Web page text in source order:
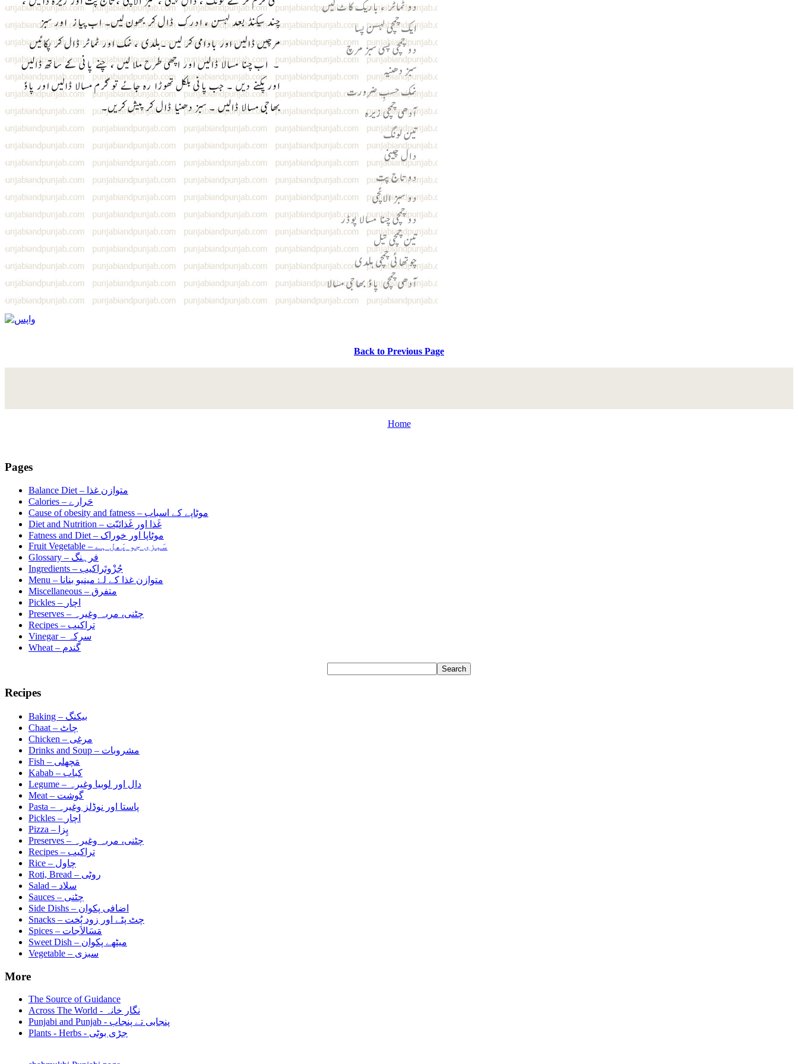
Back to Previous Page
Home
Pages
Balance Diet – متوازن غذا
Calories – حَرارے
Cause of obesity and fatness – موٹاپے کے اسباب
Diet and Nutrition – غَذا اور غَذائیّت
Fatness and Diet – موٹاپا اور خوراک
Fruit Vegetable – سَبزی جو پَھل ہے
Glossary – فرہنگ
Ingredients – جُزْوتَراکیب
Menu – متوازن غذا کے لۓ مینیو بنانا
Miscellaneous – متفرق
Pickles – اچار
Preserves – چٹنی، مربہ وغیرہ
Recipes – تراکیب
Vinegar – سرکہ
Wheat – گندم
Recipes
Baking – بیکنگ
Chaat – چاٹ
Chicken – مرغی
Drinks and Soup – مشروبات
Fish – مَچھلی
Kabab – کباب
Legume –
دال اور لوبیا وغیرہ
Meat – گوشت
Pasta –
پاستا اور نوڈلز وغیرہ
Pickles – اچار
Pizza –
پِزا
Preserves –
چٹنی، مربہ وغیرہ
Recipes – تراکیب
Rice – چاول
Roti, Bread – روٹی
Salad – سلاد
Sauces – چٹنی
Side Dishs – اضافی پکوان
Snacks – چٹ پٹے اور زود پُخت
Spices – مَسَالاَجات
Sweet Dish – میٹھے پکوان
Vegetable – سبزی
More
The Source of Guidance
Across The World - نگار خانہ
Punjabi and Punjab - پنجابی تے پنجاب
Plants - Herbs - جڑی بوٹی